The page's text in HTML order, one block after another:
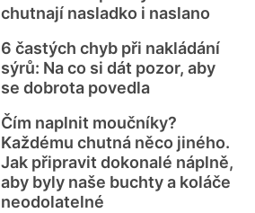
chutnají nasladko i naslano
6 častých chyb při nakládání
sýrů: Na co si dát pozor, aby
se dobrota povedla
Čím naplnit moučníky?
Každému chutná něco jiného.
Jak připravit dokonalé náplně,
aby byly naše buchty a koláče
neodolatelné